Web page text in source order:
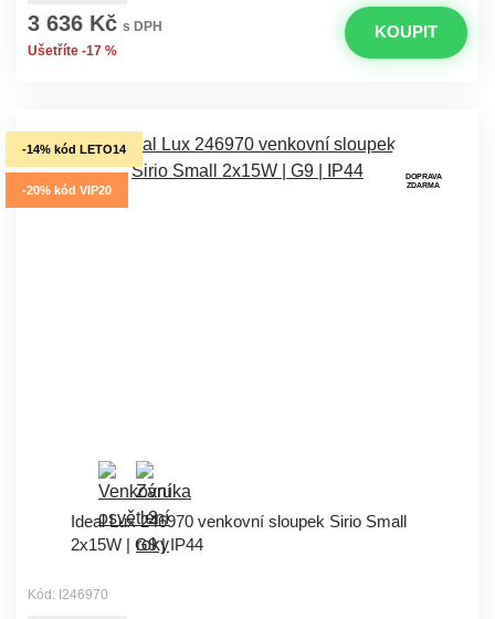
3 636 Kč s DPH
Ušetříte -17 %
KOUPIT
-14% kód LETO14
-20% kód VIP20
DOPRAVA
ZDARMA
Ideal Lux 246970 venkovní sloupek Sirio Small
2x15W | G9 | IP44
Kód: I246970